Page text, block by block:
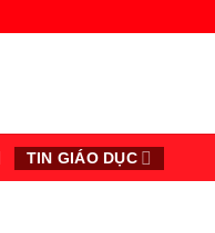
TIN GIÁO DỤC